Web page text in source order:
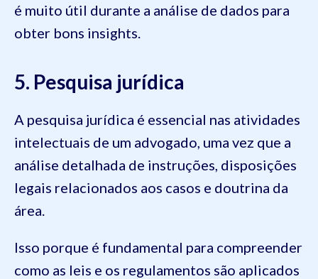
é muito útil durante a análise de dados para
obter bons insights.
5. Pesquisa jurídica
A pesquisa jurídica é essencial nas atividades
intelectuais de um advogado, uma vez que a
análise detalhada de instruções, disposições
legais relacionados aos casos e doutrina da
área.
Isso porque é fundamental para compreender
como as leis e os regulamentos são aplicados